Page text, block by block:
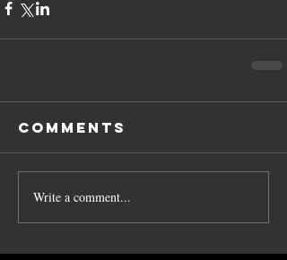
Comments
Write a comment...